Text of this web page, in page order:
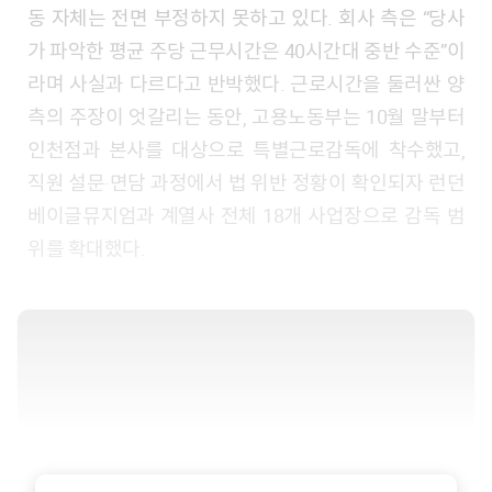
동 자체는 전면 부정하지 못하고 있다. 회사 측은 “당사
가 파악한 평균 주당 근무시간은 40시간대 중반 수준”이
라며 사실과 다르다고 반박했다. 근로시간을 둘러싼 양
측의 주장이 엇갈리는 동안, 고용노동부는 10월 말부터
인천점과 본사를 대상으로 특별근로감독에 착수했고,
직원 설문·면담 과정에서 법 위반 정황이 확인되자 런던
베이글뮤지엄과 계열사 전체 18개 사업장으로 감독 범
위를 확대했다.